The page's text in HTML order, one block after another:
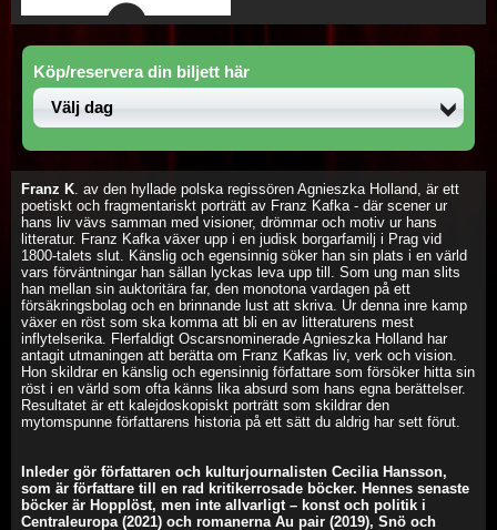
Köp/reservera din biljett här
Franz K. av den hyllade polska regissören Agnieszka Holland, är ett
poetiskt och fragmentariskt porträtt av Franz Kafka - där scener ur
hans liv vävs samman med visioner, drömmar och motiv ur hans
litteratur. Franz Kafka växer upp i en judisk borgarfamilj i Prag vid
1800-talets slut. Känslig och egensinnig söker han sin plats i en värld
vars förväntningar han sällan lyckas leva upp till. Som ung man slits
han mellan sin auktoritära far, den monotona vardagen på ett
försäkringsbolag och en brinnande lust att skriva. Ur denna inre kamp
växer en röst som ska komma att bli en av litteraturens mest
inflytelserika. Flerfaldigt Oscarsnominerade Agnieszka Holland har
antagit utmaningen att berätta om Franz Kafkas liv, verk och vision.
Hon skildrar en känslig och egensinnig författare som försöker hitta sin
röst i en värld som ofta känns lika absurd som hans egna berättelser.
Resultatet är ett kalejdoskopiskt porträtt som skildrar den
mytomspunne författarens historia på ett sätt du aldrig har sett förut.
Inleder gör författaren och kulturjournalisten Cecilia Hansson,
som är författare till en rad kritikerrosade böcker. Hennes senaste
böcker är Hopplöst, men inte allvarligt – konst och politik i
Centraleuropa (2021) och romanerna Au pair (2019), Snö och